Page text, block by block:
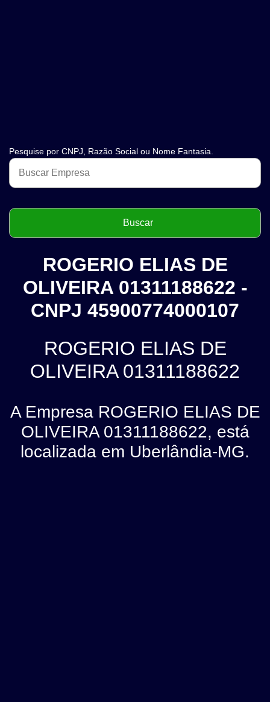
Pesquise por CNPJ, Razão Social ou Nome Fantasia.
ROGERIO ELIAS DE
OLIVEIRA 01311188622 -
CNPJ 45900774000107
ROGERIO ELIAS DE
OLIVEIRA 01311188622
A Empresa ROGERIO ELIAS DE
OLIVEIRA 01311188622, está
localizada em Uberlândia-MG.